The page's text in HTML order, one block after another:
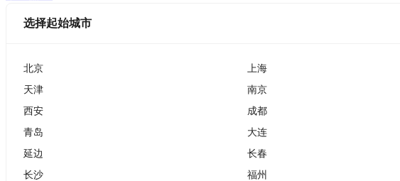
选择起始城市
北京 上海
天津
南京
西安
成都
青岛
大连
延边
长春
长沙
福州